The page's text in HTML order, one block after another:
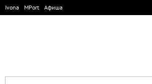
Ivona MPort Афиша